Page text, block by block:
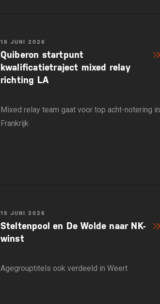
18 JUNI 2026
Quiberon startpunt
kwalificatietraject mixed relay
richting LA
Mixed relay team gaat voor top acht-notering in
Frankrijk
15 JUNI 2026
Steltenpool en De Wolde naar NK-
winst
Agegrouptitels ook verdeeld in Weert